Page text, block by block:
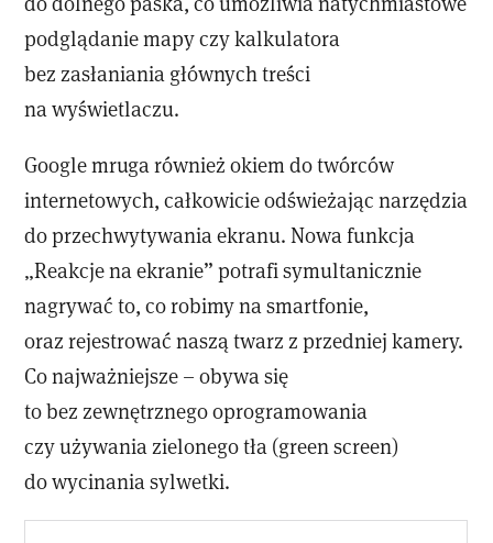
podglądanie mapy czy kalkulatora
bez zasłaniania głównych treści
na wyświetlaczu.
Google mruga również okiem do twórców
internetowych, całkowicie odświeżając narzędzia
do przechwytywania ekranu. Nowa funkcja
„Reakcje na ekranie” potrafi symultanicznie
nagrywać to, co robimy na smartfonie,
oraz rejestrować naszą twarz z przedniej kamery.
Co najważniejsze – obywa się
to bez zewnętrznego oprogramowania
czy używania zielonego tła (green screen)
do wycinania sylwetki.